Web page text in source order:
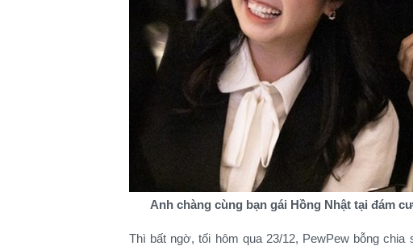
Anh chàng cùng bạn gái Hồng Nhật tại đám
Thì bất ngờ, tối hôm qua 23/12, PewPew bỗng